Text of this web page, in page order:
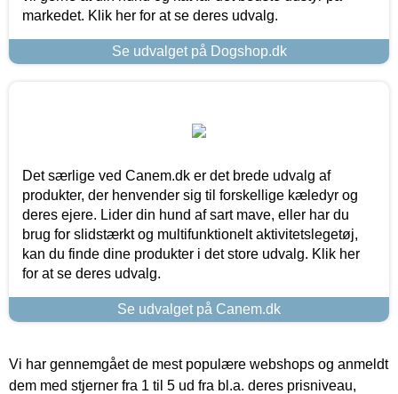
markedet. Klik her for at se deres udvalg.
Se udvalget på Dogshop.dk
Det særlige ved Canem.dk er det brede udvalg af
produkter, der henvender sig til forskellige kæledyr og
deres ejere. Lider din hund af sart mave, eller har du
brug for slidstærkt og multifunktionelt aktivitetslegetøj,
kan du finde dine produkter i det store udvalg. Klik her
for at se deres udvalg.
Se udvalget på Canem.dk
Vi har gennemgået de mest populære webshops og anmeldt
dem med stjerner fra 1 til 5 ud fra bl.a. deres prisniveau,